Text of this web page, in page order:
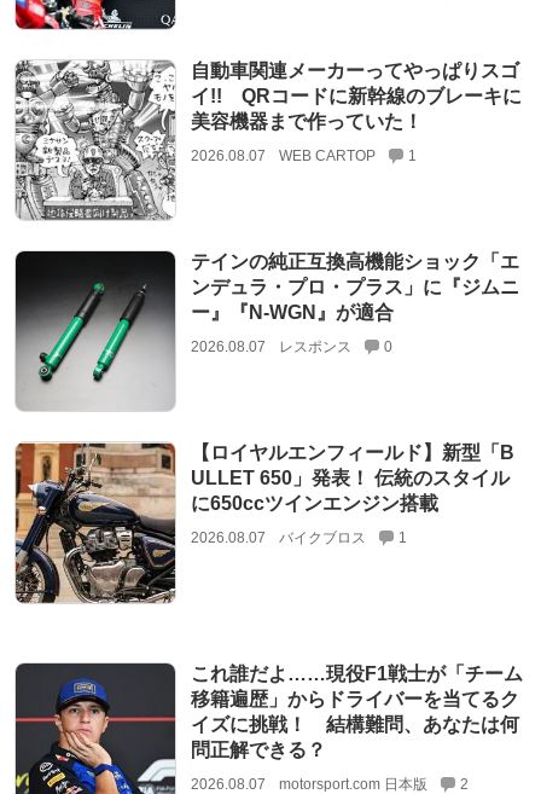
自動車関連メーカーってやっぱりスゴ
イ!! QRコードに新幹線のブレーキに
美容機器まで作っていた！
2026.08.07 WEB CARTOP 1
テインの純正互換高機能ショック「エ
ンデュラ・プロ・プラス」に『ジムニ
ー』『N-WGN』が適合
2026.08.07 レスポンス 0
【ロイヤルエンフィールド】新型「B
ULLET 650」発表！ 伝統のスタイル
に650ccツインエンジン搭載
2026.08.07 バイクブロス 1
これ誰だよ……現役F1戦士が「チーム
移籍遍歴」からドライバーを当てるク
イズに挑戦！ 結構難問、あなたは何
問正解できる？
2026.08.07 motorsport.com 日本版 2